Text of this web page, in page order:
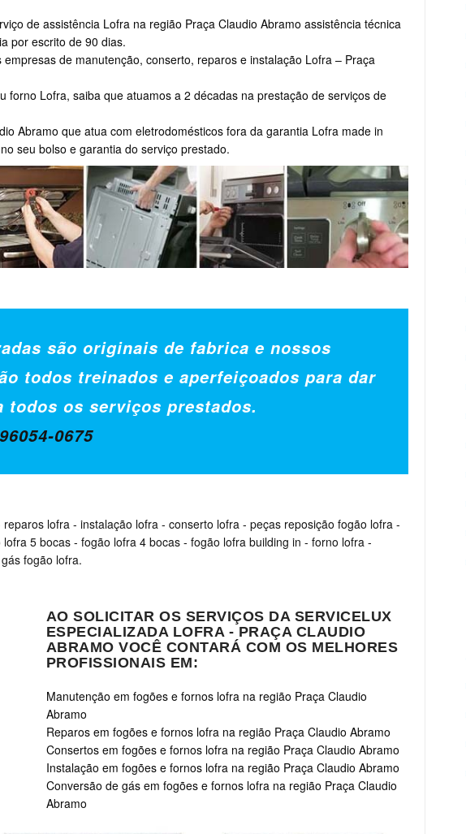
de assistência Lofra na região Praça Claudio Abramo assistência técnica
por escrito de 90 dias.
de manutenção, conserto, reparos e instalação Lofra – Praça
forno Lofra, saiba que atuamos a 2 décadas na prestação de serviços de
Abramo que atua com eletrodomésticos fora da garantia Lofra made in
seu bolso e garantia do serviço prestado.
são originais de fabrica e nossos
todos treinados e aperfeiçoados para dar
todos os serviços prestados.
0675
reparos lofra - instalação lofra - conserto lofra - peças reposição fogão lofra -
lofra 5 bocas - fogão lofra 4 bocas - fogão lofra building in - forno lofra -
fogão lofra.
AO SOLICITAR OS SERVIÇOS DA SERVICELUX
ESPECIALIZADA LOFRA - PRAÇA CLAUDIO
ABRAMO VOCÊ CONTARÁ COM OS MELHORES
PROFISSIONAIS EM:
Manutenção em fogões e fornos lofra na região Praça Claudio
Abramo
Reparos em fogões e fornos lofra na região Praça Claudio Abramo
Consertos em fogões e fornos lofra na região Praça Claudio Abramo
Instalação em fogões e fornos lofra na região Praça Claudio Abramo
Conversão de gás em fogões e fornos lofra na região Praça Claudio
Abramo